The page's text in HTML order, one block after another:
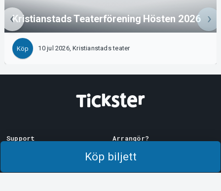
Köp biljett
Kristianstads Teaterförening Hösten 2026
Köp 10 jul 2026, Kristianstads teater
Support
Arrangör?
Logga in i Manager